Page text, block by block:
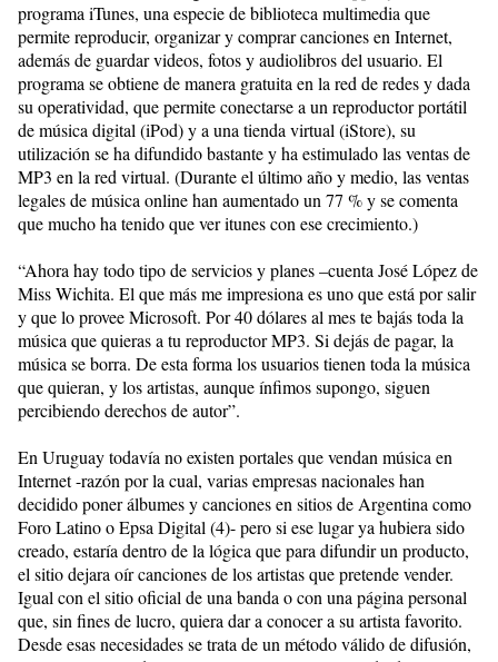
programa iTunes, una especie de biblioteca multimedia que
permite reproducir, organizar y comprar canciones en Internet,
además de guardar videos, fotos y audiolibros del usuario. El
programa se obtiene de manera gratuita en la red de redes y dada
su operatividad, que permite conectarse a un reproductor portátil
de música digital (iPod) y a una tienda virtual (iStore), su
utilización se ha difundido bastante y ha estimulado las ventas de
MP3 en la red virtual. (Durante el último año y medio, las ventas
legales de música online han aumentado un 77 % y se comenta
que mucho ha tenido que ver itunes con ese crecimiento.)
“Ahora hay todo tipo de servicios y planes –cuenta José López de
Miss Wichita. El que más me impresiona es uno que está por salir
y que lo provee Microsoft. Por 40 dólares al mes te bajás toda la
música que quieras a tu reproductor MP3. Si dejás de pagar, la
música se borra. De esta forma los usuarios tienen toda la música
que quieran, y los artistas, aunque ínfimos supongo, siguen
percibiendo derechos de autor”.
En Uruguay todavía no existen portales que vendan música en
Internet -razón por la cual, varias empresas nacionales han
decidido poner álbumes y canciones en sitios de Argentina como
Foro Latino o Epsa Digital (4)- pero si ese lugar ya hubiera sido
creado, estaría dentro de la lógica que para difundir un producto,
el sitio dejara oír canciones de los artistas que pretende vender.
Igual con el sitio oficial de una banda o con una página personal
que, sin fines de lucro, quiera dar a conocer a su artista favorito.
Desde esas necesidades se trata de un método válido de difusión,